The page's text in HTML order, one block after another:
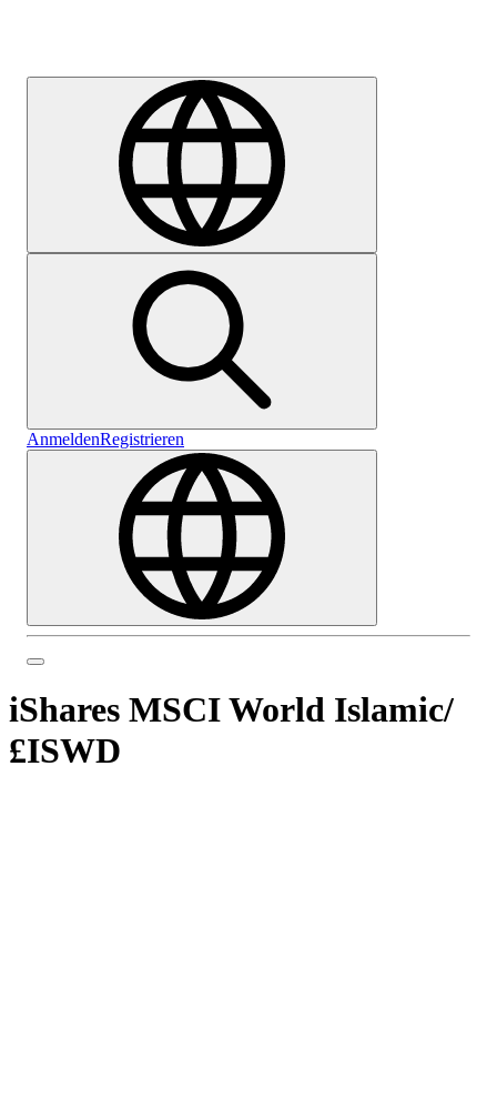
AnmeldenRegistrieren
iShares MSCI World Islamic/
£ISWD